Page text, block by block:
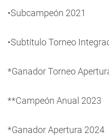
•Subcampeón 2021
•Subtítulo Torneo
*Ganador Torneo
**Campeón Anual 2023
*Ganador Apertura 2024